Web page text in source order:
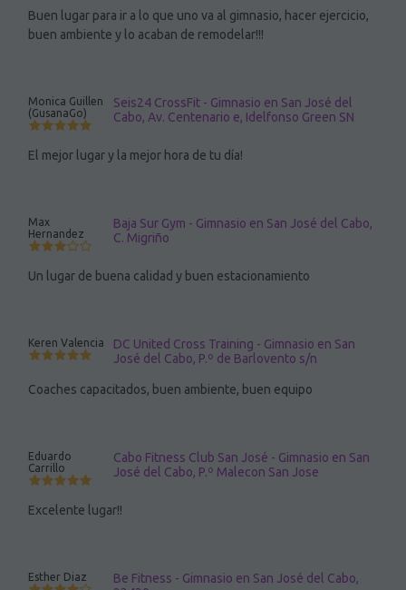
Buen lugar para ir a lo que uno va al gimnasio, hacer ejercicio,
buen ambiente y lo acaban de remodelar!!!
Monica Guillen
(GusanaGo)
Seis24 CrossFit - Gimnasio en San José del
Cabo, Av. Centenario e, Idelfonso Green SN
El mejor lugar y la mejor hora de tu día!
Max
Hernandez
Baja Sur Gym - Gimnasio en San José del Cabo,
C. Migriño
Un lugar de buena calidad y buen estacionamiento
Keren Valencia
DC United Cross Training - Gimnasio en San
José del Cabo, P.º de Barlovento s/n
Coaches capacitados, buen ambiente, buen equipo
Eduardo
Carrillo
Cabo Fitness Club San José - Gimnasio en San
José del Cabo, P.º Malecon San Jose
Excelente lugar!!
Esther Diaz
Be Fitness - Gimnasio en San José del Cabo,